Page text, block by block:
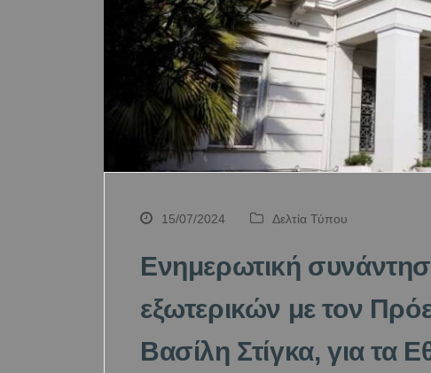
15/07/2024 Δελτία Τύπου
Ενημερωτική
εξωτερικών με τον
Βασίλη Στίγκα, για τα